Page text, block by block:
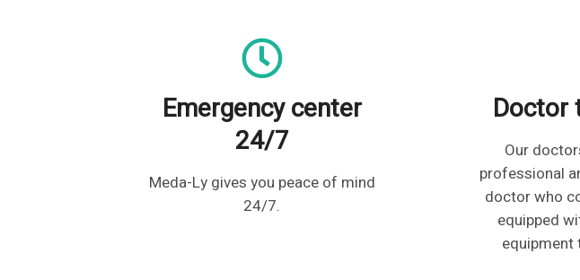
Emergency center
24/7
Meda-Ly gives you peace of mind
24/7.
Doctor
Our
professional
doctor who
equipped
equipment